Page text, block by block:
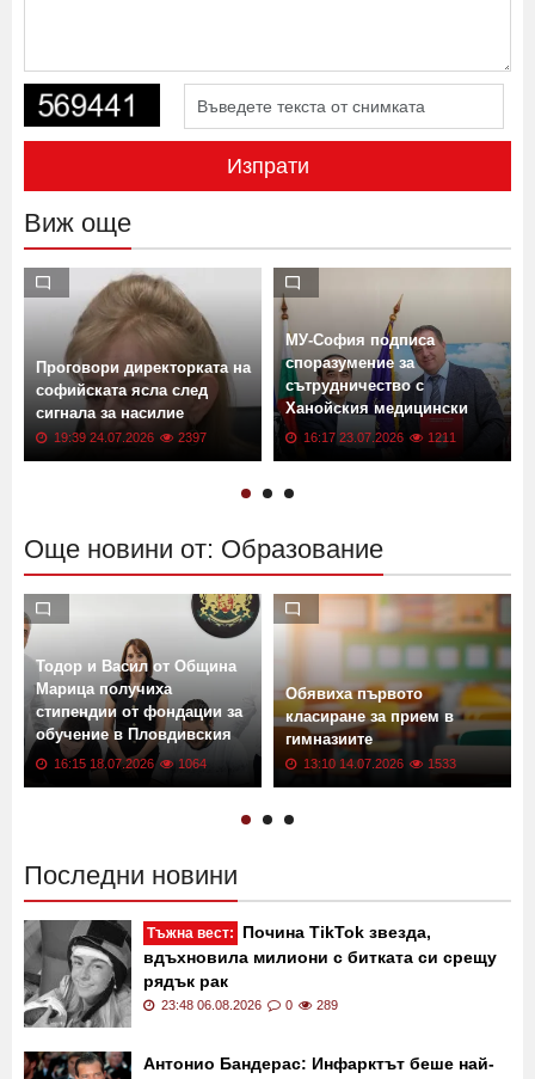
Изпрати
Виж още
Проговори директорката на
софийската ясла след
сигнала за насилие
19:39 24.07.2026 2397
МУ-София подписа
споразумение за
сътрудничество с
Ханойския медицински
университет
16:17 23.07.2026 1211
Още новини от: Образование
Тодор и Васил от Община
Марица получиха
стипендии от фондации за
обучение в Пловдивския
университет
16:15 18.07.2026 1064
Обявиха първото
класиране за прием в
гимназиите
13:10 14.07.2026 1533
Последни новини
Тъжна вест:
Почина TikTok звезда,
вдъхновила милиони с битката си срещу
рядък рак
23:48 06.08.2026 0 289
Антонио Бандерас: Инфарктът беше най-